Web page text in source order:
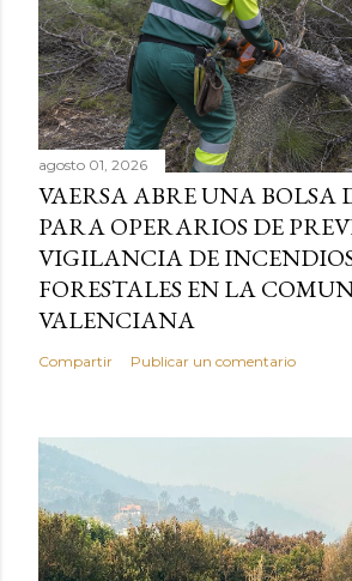
agosto 01, 2026
VAERSA ABRE UNA BOLSA
PARA OPERARIOS DE
VIGILANCIA DE
FORESTALES EN LA
VALENCIANA
Compartir Publicar un comentario